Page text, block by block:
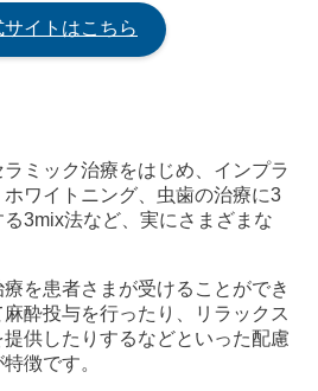
サイトはこちら
ミック治療をはじめ、インプラ
ワイトニング、虫歯の治療に3
3mix法など、実にさまざまな
を患者さまが受けることができ
酔投与を行ったり、リラックス
供したりするなどといった配慮
徴です。